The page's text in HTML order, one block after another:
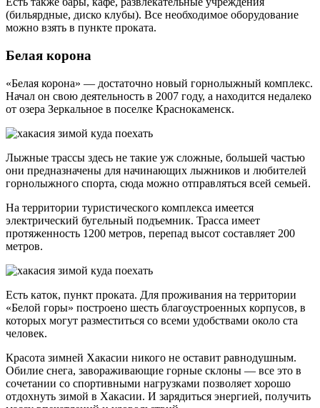
(бильярдные, диско клубы). Все необходимое оборудование
можно взять в пункте проката.
Белая корона
«Белая корона» — достаточно новый горнолыжный комплекс.
Начал он свою деятельность в 2007 году, а находится недалеко
от озера Зеркальное в поселке Краснокаменск.
Лыжные трассы здесь не такие уж сложные, большей частью
они предназначены для начинающих лыжников и любителей
горнолыжного спорта, сюда можно отправляться всей семьей.
На территории туристического комплекса имеется
электрический бугельный подъемник. Трасса имеет
протяженность 1200 метров, перепад высот составляет 200
метров.
Есть каток, пункт проката. Для проживания на территории
«Белой горы» построено шесть благоустроенных корпусов, в
которых могут разместиться со всеми удобствами около ста
человек.
Красота зимней Хакасии никого не оставит равнодушным.
Обилие снега, завораживающие горные склоны — все это в
сочетании со спортивными нагрузками позволяет хорошо
отдохнуть зимой в Хакасии. И зарядиться энергией, получить